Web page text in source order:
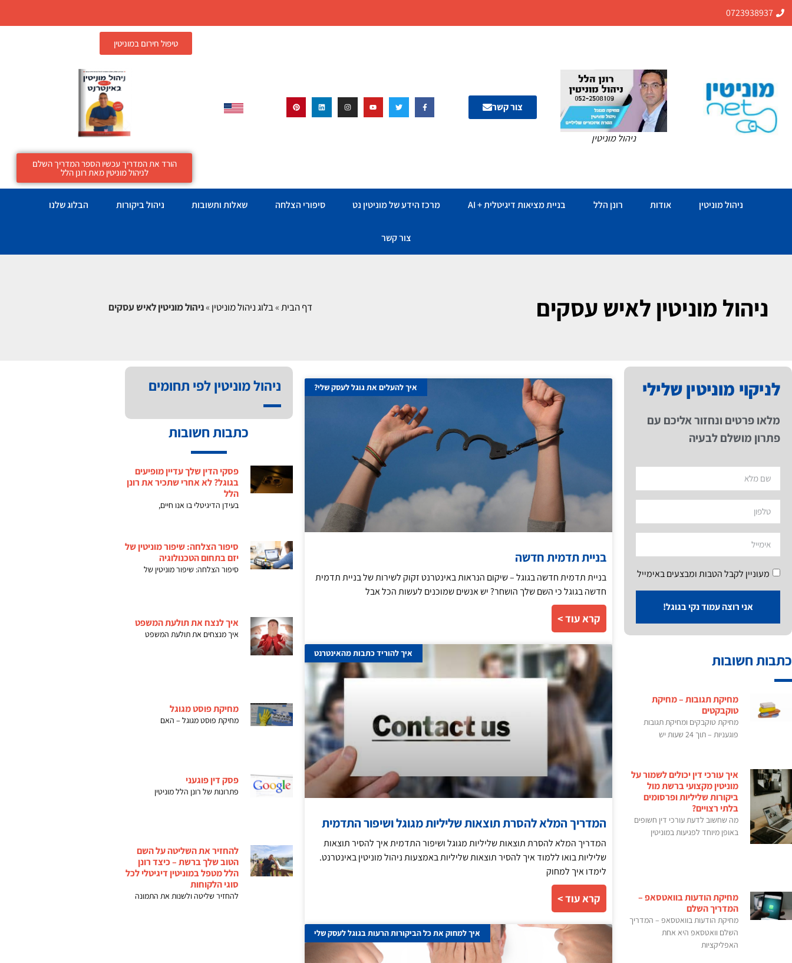
0723938937
ניהול מוניטין
צור קשר
טיפול חירום במוניטין
הורד את המדריך עכשיו הספר המדריך השלם
לניהול מוניטין מאת רונן הלל
ניהול מוניטין אודות רונן הלל בניית מציאות דיגיטלית + AI מרכז הידע של מוניטין נט סיפורי הצלחה שאלות ותשובות ניהול ביקורות הבלוג שלנו
צור קשר
ניהול מוניטין לאיש עסקים דף הבית»בלוג ניהול מוניטין »ניהול מוניטין לאיש עסקים
לניקוי מוניטין שלילי
מלאו פרטים ונחזור אליכם עם
פתרון מושלם לבעיה
מעוניין לקבל הטבות ומבצעים באימייל
אני רוצה עמוד נקי בגוגל!
כתבות חשובות
מחיקת תגובות – מחיקת
טוקבקטים
מחיקת טוקבקים ומחיקת תגובות
פוגעניות – תוך 24 שעות יש
איך עורכי דין יכולים לשמור על
מוניטין מקצועי ברשת מול
ביקורות שליליות ופרסומים
בלתי רצויים?
מה שחשוב לדעת עורכי דין חשופים
באופן מיוחד לפגיעות במוניטין
מחיקת הודעות בוואטסאפ –
המדריך השלם
מחיקת הודעות בוואטסאפ – המדריך
השלם וואטסאפ היא אחת
האפליקציות
איך להעלים את גוגל לעסק שלי?
בניית תדמית חדשה
בניית תדמית חדשה בגוגל – שיקום הנראות באינטרנט זקוק לשירות של בניית תדמית
חדשה בגוגל כי השם שלך הושחר? יש אנשים שמוכנים לעשות הכל אבל
קרא עוד >
איך להוריד כתבות מהאינטרנט
המדריך המלא להסרת תוצאות שליליות מגוגל ושיפור התדמית
המדריך המלא להסרת תוצאות שליליות מגוגל ושיפור התדמית איך להסיר תוצאות
שליליות בואו ללמוד איך להסיר תוצאות שליליות באמצעות ניהול מוניטין באינטרנט.
לימדו איך למחוק
קרא עוד >
איך למחוק את כל הביקורות הרעות בגוגל לעסק שלי
ניהול מוניטין לפי תחומים
כתבות חשובות
פסקי הדין שלך עדיין מופיעים
בגוגל? לא אחרי שתכיר את רונן
הלל
בעידן הדיגיטלי בו אנו חיים,
סיפור הצלחה: שיפור מוניטין של
יזם בתחום הטכנולוגיה
סיפור הצלחה: שיפור מוניטין של
איך לנצח את תולעת המשפט
איך מנצחים את תולעת המשפט
מחיקת פוסט מגוגל
מחיקת פוסט מגוגל – האם
פסק דין פוגעני
פתרונות של רונן הלל מוניטין
להחזיר את השליטה על השם
הטוב שלך ברשת – כיצד רונן
הלל מטפל במוניטין דיגיטלי לכל
סוגי הלקוחות
להחזיר שליטה ולשנות את התמונה